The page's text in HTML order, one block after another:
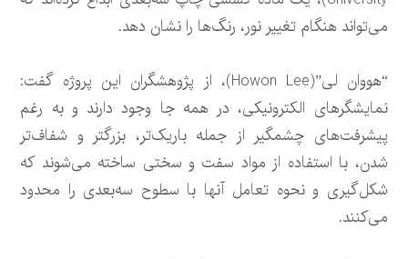
می‌تواند هنگام تغییر نور، رنگ‌ها را نشان دهد.
“هووان لی”(Howon Lee)، از پژوهشگران این پروژه گفت:
نمایشگرهای الکترونیکی، در همه جا وجود دارند و به رغم
پیشرفت‌های چشمگیر از جمله باریک‌تر، بزرگتر و شفاف‌تر
شدن، با استفاده از مواد سفت و سختی ساخته می‌شوند که
شکل‌گیری و نحوه تعامل آنها با سطوح سه‌بعدی را محدود
می‌کنند.